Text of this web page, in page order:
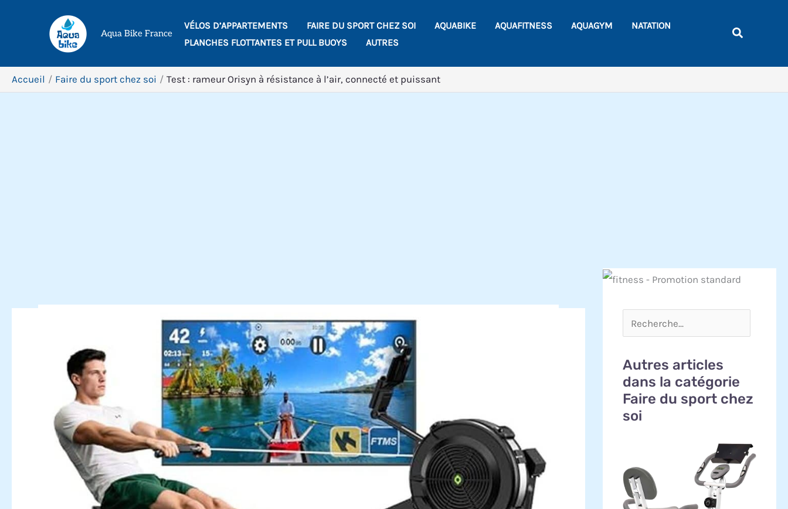
Aqua Bike France
VÉLOS D’APPARTEMENTS FAIRE DU SPORT CHEZ SOI AQUABIKE AQUAFITNESS AQUAGYM
NATATION
PLANCHES FLOTTANTES ET PULL BUOYS
AUTRES
Accueil Faire du sport chez soi Test : rameur Orisyn à résistance à l’air, connecté et puissant
Autres articles
dans la catégorie
Faire du sport chez
soi